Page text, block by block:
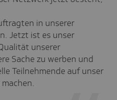
in unserer
Jetzt ist es unser
unserer
Sache zu werben und
Teilnehmende auf unser